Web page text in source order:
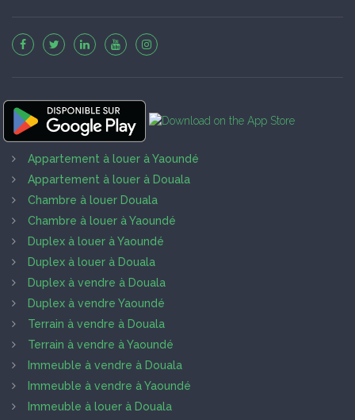
Appartement à louer à Yaoundé
Appartement à louer à Douala
Chambre à louer Douala
Chambre à louer à Yaoundé
Duplex à louer à Yaoundé
Duplex à louer à Douala
Duplex à vendre à Douala
Duplex à vendre Yaoundé
Terrain à vendre à Douala
Terrain à vendre à Yaoundé
Immeuble à vendre à Douala
Immeuble à vendre à Yaoundé
Immeuble à louer à Douala